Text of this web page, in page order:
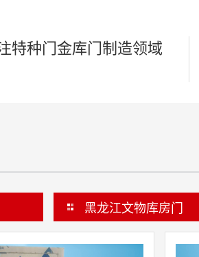
特种门金库门制造领域
黑龙江文物库房门